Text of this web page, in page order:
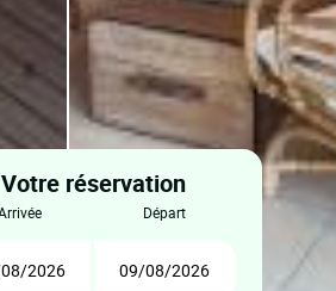
Votre réservation
arrivée départ